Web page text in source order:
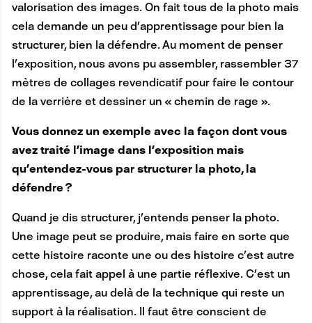
valorisation des images. On fait tous de la photo mais
cela demande un peu d’apprentissage pour bien la
structurer, bien la défendre. Au moment de penser
l’exposition, nous avons pu assembler, rassembler 37
mètres de collages revendicatif pour faire le contour
de la verrière et dessiner un « chemin de rage ».
Vous donnez un exemple avec la façon dont vous
avez traité l’image dans l’exposition mais
qu’entendez-vous par structurer la photo, la
défendre ?
Quand je dis structurer, j’entends penser la photo.
Une image peut se produire, mais faire en sorte que
cette histoire raconte une ou des histoire c’est autre
chose, cela fait appel à une partie réflexive. C’est un
apprentissage, au delà de la technique qui reste un
support à la réalisation. Il faut être conscient de